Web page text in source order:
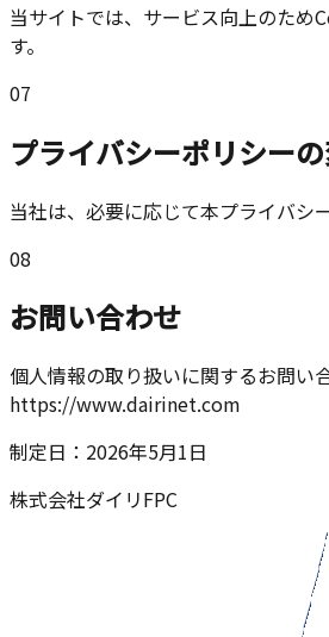
当サイトでは、サービス向上のため
す。
07
プライバシーポリシー
当社は、必要に応じて本プライバシ
08
お問い合わせ
個人情報の取り扱いに関するお問い
https://www.dairinet.com
制定日：2026年5月1日
株式会社ダイリFPC